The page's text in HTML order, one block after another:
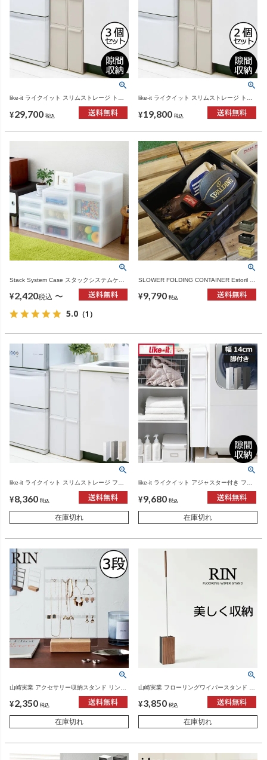
like-it ライクイット スリムストレージ トー
ルストッカー TS-111L 3個セット | インテリ
ア雑貨
¥29,700 税込
like-it ライクイット スリムストレージ トー
ルストッカー TS-111L 2個セット | インテリ
ア雑貨
¥19,800 税込
Stack System Case スタックシステムケー
¥2,420税込 〜
5.0 （1）
SLOWER FOLDING CONTAINER Estoril 3
¥9,790 税込
like-it ライクイット スリムストレージ ファ
イントールストッカー FTS-111L | インテリ
ア雑貨
¥8,360 税込
在庫切れ
like-it ライクイット アジャスター付き ファ
イントールストッカー FTS-111LA | インテ
リア雑貨
¥9,680 税込
在庫切れ
山崎実業 アクセサリー収納スタンド リン
¥2,350 税込
在庫切れ
山崎実業 フローリングワイパースタンド リ
¥3,850 税込
在庫切れ